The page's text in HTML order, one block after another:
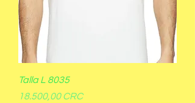
Talla L 8035
Precio
18.500,00 CRC